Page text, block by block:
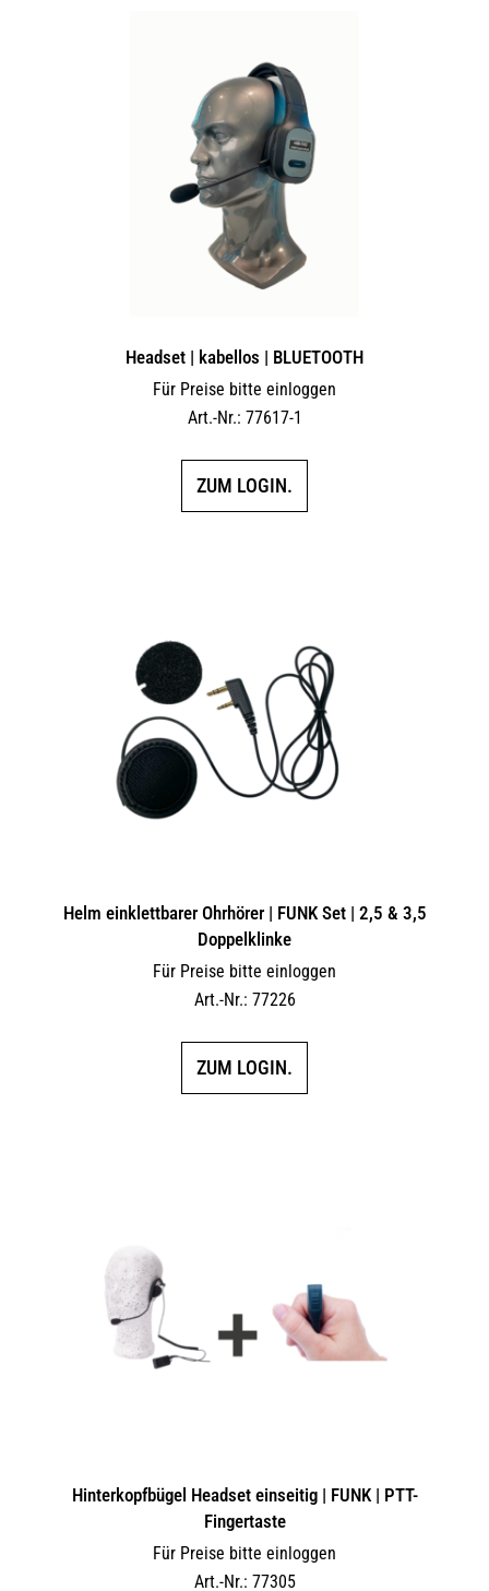
Headset | kabellos | BLUETOOTH
Für Preise bitte einloggen
Art.-Nr.: 77617-1
ZUM LOGIN.
Helm einklettbarer Ohrhörer | FUNK Set | 2,5 & 3,5
Doppelklinke
Für Preise bitte einloggen
Art.-Nr.: 77226
ZUM LOGIN.
Hinterkopfbügel Headset einseitig | FUNK | PTT-
Fingertaste
Für Preise bitte einloggen
Art.-Nr.: 77305